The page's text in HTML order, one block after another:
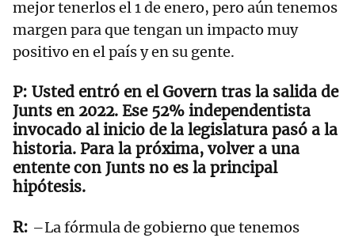
mejor tenerlos el 1 de enero, pero aún tenemos
margen para que tengan un impacto muy
positivo en el país y en su gente.
Usted entró en el Govern tras la salida de
Junts en 2022. Ese 52% independentista
invocado al inicio de la legislatura pasó a la
historia. Para la próxima, volver a una
entente con Junts no es la principal
hipótesis.
–La fórmula de gobierno que tenemos